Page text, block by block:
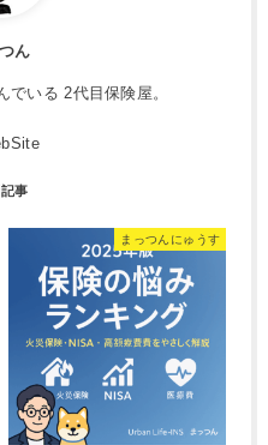
ん
でいる 2代目保険屋。
まっつんにゅうす